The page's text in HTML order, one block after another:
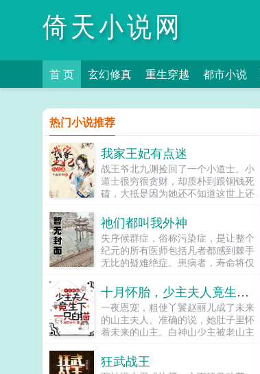
倚天小说网
首 页 玄幻修真 重生穿越 都市小说
热门小说推荐
我家王妃有点迷
战王爷北九渊捡回了一个小道士。小
道士很穷很贪财，却质朴到跟铜钱死
磕，大抵是因为她还不知道这世上还
看她无数次穷得把自己的铜钱剑拆了
补补了拆，三观有点崩。...
祂们都叫我外神
失序候群症，俗称污染症，是让整个
纪元的所有医师包括凡者都感到棘手
无比的疑难绝症。患病者，寿命将仅
们无一例外地蜕变为扭曲怪物，沦为
污祟的帮凶，天灾的眷属以及盘踞于
此世之外的邪神任采任撷的信仰源
泉。病原因未知。病时间未知。传染
度极高。治疗方法无。病患危险程度
秩序部门汇报其行踪，我们将第一时
十月怀胎，少主夫人竟生下一只白猫
一夜恩宠，粗使丫鬟赵丽儿成了未来
的山主夫人。准确的说，她肚子里怀
着未来的山主。白神山少主被老山主
报拿她当解药。一个月后，赵丽儿被
诊出了喜脉。山主大喜过望，告诉她
狂武战王